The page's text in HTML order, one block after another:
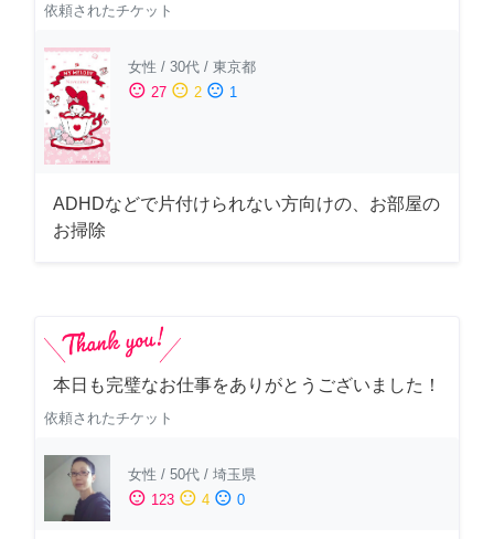
依頼されたチケット
女性 / 30代 / 東京都
sentiment_satisfied 27 sentiment_neutral 2 sentiment_dissatisfied 1
ADHDなどで片付けられない方向けの、お部屋の
お掃除
本日も完璧なお仕事をありがとうございました！
依頼されたチケット
女性 / 50代 / 埼玉県
sentiment_satisfied 123 sentiment_neutral 4 sentiment_dissatisfied 0